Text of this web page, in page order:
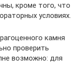
кроме того, что
условиях.
камня
проверить
возможно: для